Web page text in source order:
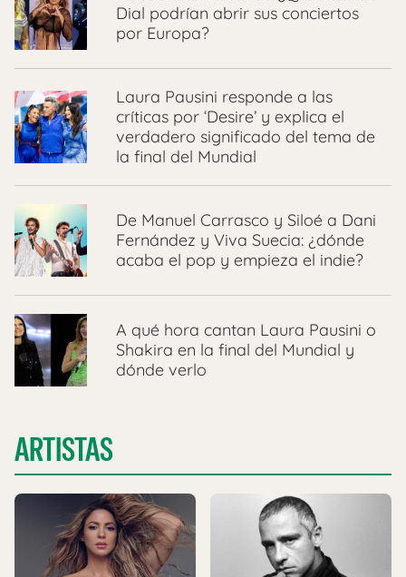
Dial podrían abrir sus conciertos
por Europa?
Laura Pausini responde a las
críticas por ‘Desire’ y explica el
verdadero significado del tema de
la final del Mundial
De Manuel Carrasco y Siloé a Dani
Fernández y Viva Suecia: ¿dónde
acaba el pop y empieza el indie?
A qué hora cantan Laura Pausini o
Shakira en la final del Mundial y
dónde verlo
ARTISTAS